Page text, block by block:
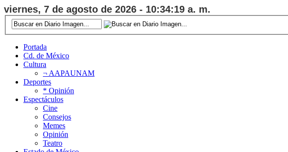
viernes, 7 de agosto de 2026 - 10:34:20 a. m.
Portada
Cd. de México
Cultura
¬ AAPAUNAM
Deportes
* Opinión
Espectáculos
Cine
Consejos
Memes
Opinión
Teatro